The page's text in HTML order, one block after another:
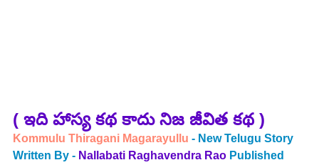
( ఇది హాస్య కథ కాదు నిజ జీవిత కథ )
Kommulu Thiragani Magarayullu - New Telugu Story
Written By - Nallabati Raghavendra Rao Published